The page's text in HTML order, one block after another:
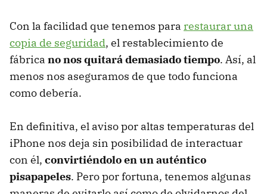
Con la facilidad que tenemos para restaurar una
copia de seguridad, el restablecimiento de
fábrica no nos quitará demasiado tiempo. Así, al
menos nos aseguramos de que todo funciona
como debería.
En definitiva, el aviso por altas temperaturas del
iPhone nos deja sin posibilidad de interactuar
con él, convirtiéndolo en un auténtico
pisapapeles. Pero por fortuna, tenemos algunas